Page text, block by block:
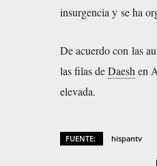
insurgencia y se ha
De acuerdo con las
las filas deDaeshen
elevada.
FUENTE: hispantv